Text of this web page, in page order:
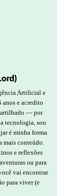
Artificial e
anos e acredito
— por
tecnologia, sou
é minha forma
mais conteúdo.
e reflexões
ou para
vai encontrar
para viver (e